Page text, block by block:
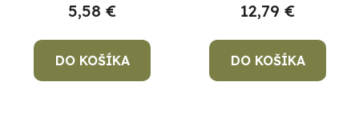
5,58 €
DO KOŠÍKA
12,79 €
DO KOŠÍKA